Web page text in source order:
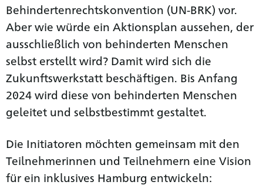
Behindertenrechtskonvention (UN-BRK) vor.
Aber wie würde ein Aktionsplan aussehen, der
ausschließlich von behinderten Menschen
selbst erstellt wird? Damit wird sich die
Zukunftswerkstatt beschäftigen. Bis Anfang
2024 wird diese von behinderten Menschen
geleitet und selbstbestimmt gestaltet.
Die Initiatoren möchten gemeinsam mit den
Teilnehmerinnen und Teilnehmern eine Vision
für ein inklusives Hamburg entwickeln: